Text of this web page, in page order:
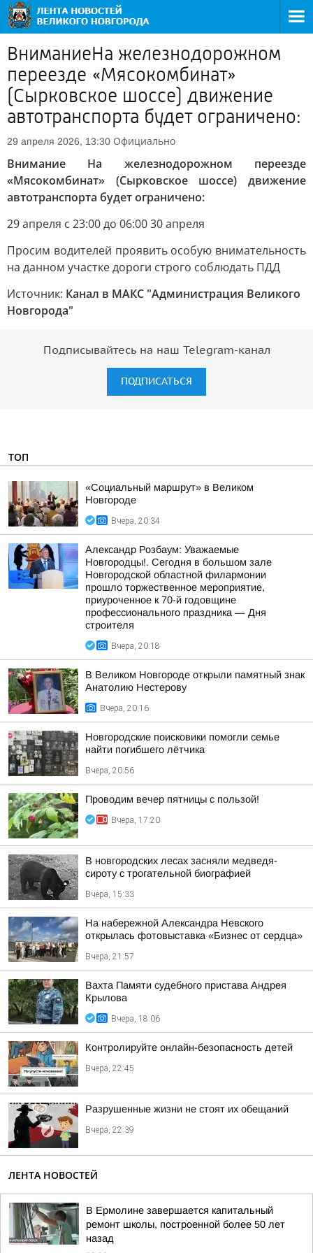
ВниманиеНа железнодорожном
переезде «Мясокомбинат»
(Сырковское шоссе) движение
автотранспорта будет ограничено:
29 апреля 2026, 13:30 Официально
Внимание На железнодорожном переезде
«Мясокомбинат» (Сырковское шоссе) движение
автотранспорта будет ограничено:
29 апреля с 23:00 до 06:00 30 апреля
Просим водителей проявить особую внимательность
на данном участке дороги строго соблюдать ПДД
Источник: Канал в МАКС "Администрация Великого
Новгорода"
Подписывайтесь на наш Telegram-канал
ПОДПИСАТЬСЯ
ТОП
«Социальный маршрут» в Великом
Новгороде
Вчера, 20:34
Александр Розбаум: Уважаемые
Новгородцы!. Сегодня в большом зале
Новгородской областной филармонии
прошло торжественное мероприятие,
приуроченное к 70-й годовщине
профессионального праздника — Дня
строителя
Вчера, 20:18
В Великом Новгороде открыли памятный знак
Анатолию Нестерову
Вчера, 20:16
Новгородские поисковики помогли семье
найти погибшего лётчика
Вчера, 20:56
Проводим вечер пятницы с пользой!
Вчера, 17:20
В новгородских лесах засняли медведя-
сироту с трогательной биографией
Вчера, 15:33
На набережной Александра Невского
открылась фотовыставка «Бизнес от сердца»
Вчера, 21:57
Вахта Памяти судебного пристава Андрея
Крылова
Вчера, 18:06
Контролируйте онлайн-безопасность детей
Вчера, 22:45
Разрушенные жизни не стоят их обещаний
Вчера, 22:39
ЛЕНТА НОВОСТЕЙ
В Ермолине завершается капитальный
ремонт школы, построенной более 50 лет
назад